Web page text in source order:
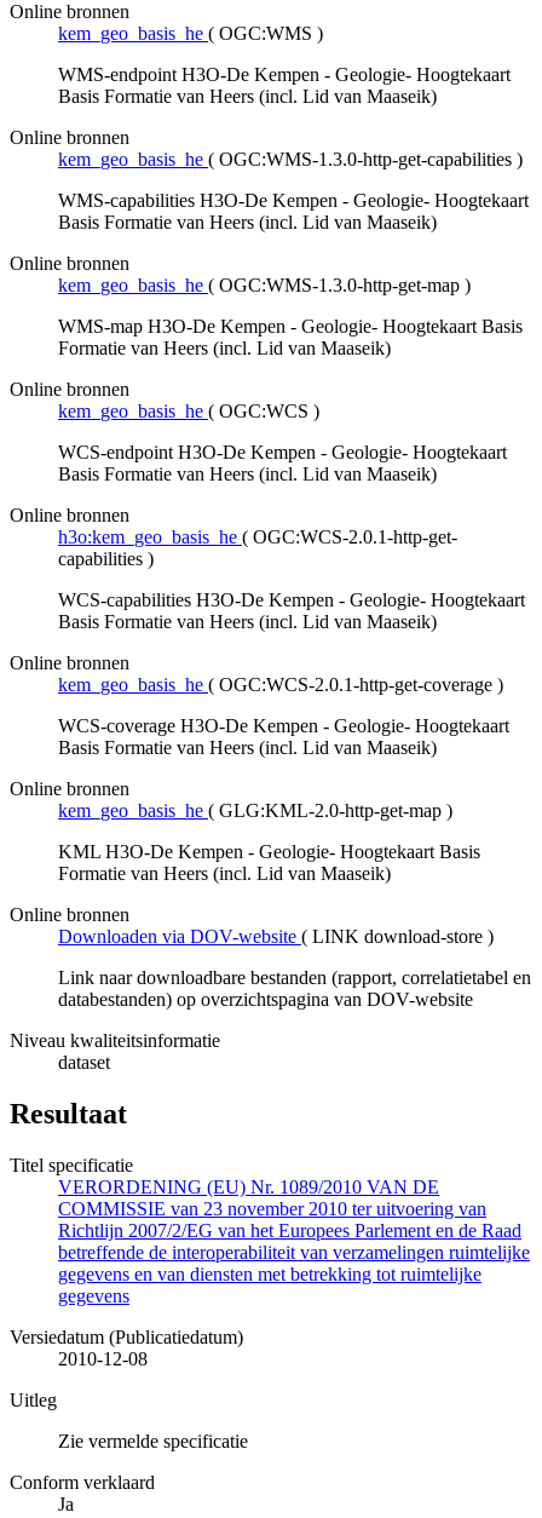
Online bronnen
kem_geo_basis_he ( OGC:WMS )
WMS-endpoint H3O-De Kempen - Geologie- Hoogtekaart
Basis Formatie van Heers (incl. Lid van Maaseik)
Online bronnen
kem_geo_basis_he ( OGC:WMS-1.3.0-http-get-capabilities )
WMS-capabilities H3O-De Kempen - Geologie- Hoogtekaart
Basis Formatie van Heers (incl. Lid van Maaseik)
Online bronnen
kem_geo_basis_he ( OGC:WMS-1.3.0-http-get-map )
WMS-map H3O-De Kempen - Geologie- Hoogtekaart Basis
Formatie van Heers (incl. Lid van Maaseik)
Online bronnen
kem_geo_basis_he ( OGC:WCS )
WCS-endpoint H3O-De Kempen - Geologie- Hoogtekaart
Basis Formatie van Heers (incl. Lid van Maaseik)
Online bronnen
h3o:kem_geo_basis_he ( OGC:WCS-2.0.1-http-get-
capabilities )
WCS-capabilities H3O-De Kempen - Geologie- Hoogtekaart
Basis Formatie van Heers (incl. Lid van Maaseik)
Online bronnen
kem_geo_basis_he ( OGC:WCS-2.0.1-http-get-coverage )
WCS-coverage H3O-De Kempen - Geologie- Hoogtekaart
Basis Formatie van Heers (incl. Lid van Maaseik)
Online bronnen
kem_geo_basis_he ( GLG:KML-2.0-http-get-map )
KML H3O-De Kempen - Geologie- Hoogtekaart Basis
Formatie van Heers (incl. Lid van Maaseik)
Online bronnen
Downloaden via DOV-website ( LINK download-store )
Link naar downloadbare bestanden (rapport, correlatietabel en
databestanden) op overzichtspagina van DOV-website
Niveau kwaliteitsinformatie
dataset
Resultaat
Titel specificatie
VERORDENING (EU) Nr. 1089/2010 VAN DE
COMMISSIE van 23 november 2010 ter uitvoering van
Richtlijn 2007/2/EG van het Europees Parlement en de Raad
betreffende de interoperabiliteit van verzamelingen ruimtelijke
gegevens en van diensten met betrekking tot ruimtelijke
gegevens
Versiedatum (Publicatiedatum)
2010-12-08
Uitleg
Zie vermelde specificatie
Conform verklaard
Ja